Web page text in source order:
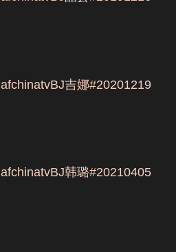
afchinatvBJ吉娜#20201219
afchinatvBJ韩璐#20210405